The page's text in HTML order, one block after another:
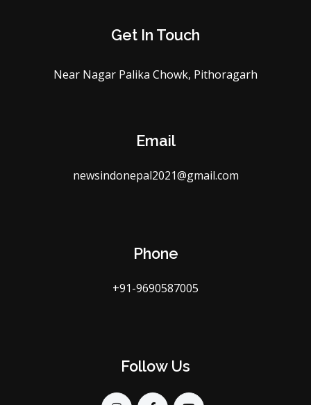
Get In Touch
Near Nagar Palika Chowk, Pithoragarh
Email
newsindonepal2021@gmail.com
Phone
+91-9690587005
Follow Us